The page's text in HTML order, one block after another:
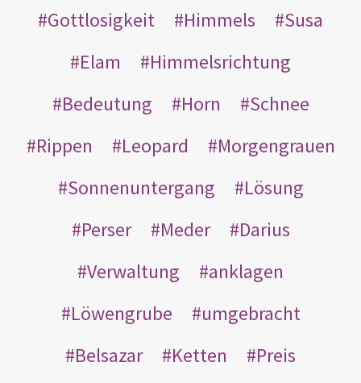
Gottlosigkeit
Himmels
Susa
Elam
Himmelsrichtung
Bedeutung
Horn
Schnee
Rippen
Leopard
Morgengrauen
Sonnenuntergang
Lösung
Perser
Meder
Darius
Verwaltung
anklagen
Löwengrube
umgebracht
Belsazar
Ketten
Preis